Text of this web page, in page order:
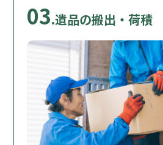
03.遺品の搬出・荷積